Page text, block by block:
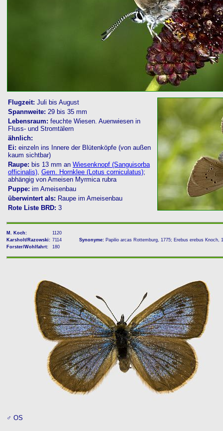
Flugzeit: Juli bis August
Spannweite: 29 bis 35 mm
Lebensraum: feuchte Wiesen. Auenwiesen in
Fluss- und Stromtälern
ähnlich:
Ei: einzeln ins Innere der Blütenköpfe (von außen
kaum sichtbar)
Raupe: bis 13 mm an Wiesenknopf (Sanguisorba
officinalis), Gem. Hornklee (Lotus corniculatus);
abhängig von Ameisen Myrmica rubra
Puppe: im Ameisenbau
überwintert als: Raupe im Ameisenbau
Rote Liste BRD: 3
M. Koch:
1120
Synonyme: Papilio arcas Rottemburg, 1775; Erebus erebus
Karsholt/Razowski: 7114
Forster/Wohlfahrt:
180
♂ OS